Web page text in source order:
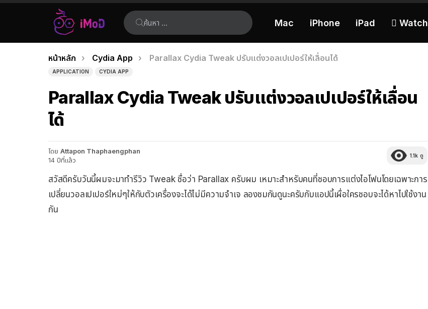
ค้นหา:
Mac iPhone iPad  Watch
เรื่อง
ล่าสุด
คุณอยู่ที่นี่:
หน้าหลัก Cydia App Parallax Cydia Tweak ปรับแต่งวอลเปเปอร์ให้เลื่อนได้
APPLICATION CYDIA APP
Parallax Cydia Tweak ปรับแต่งวอลเปเปอร์ให้เลื่อน
ได้
โดย Attapon Thaphaengphan
14 ปีที่แล้ว
1.1k ดู
สวัสดีครับวันนี้ผมจะมาทำรีวิว Tweak ชื่อว่า Parallax ครับผม เหมาะสำหรับคนที่ชอบการแต่งไอโฟนโดยเฉพาะการ
เปลี่ยนวอลเปเปอร์ใหม่ๆให้กับตัวเครื่องจะได้ไม่มีความจำเจ ลองชมกันดูนะครับกับแอปนี้เผื่อใครชอบจะได้หาไปใช้งาน
กัน